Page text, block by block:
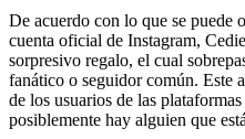
De acuerdo con lo que se puede
cuenta oficial de Instagram,
sorpresivo regalo, el cual
fanático o seguidor común. Este
de los usuarios de las
posiblemente hay alguien que